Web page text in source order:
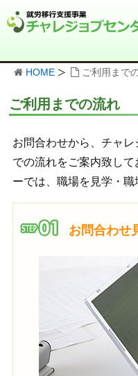
HOME ご利用まで
ご利用までの流れ
お問合わせから、チャ
での流れをご案内致し
ーでは、職場を見学・職
お問合わせ